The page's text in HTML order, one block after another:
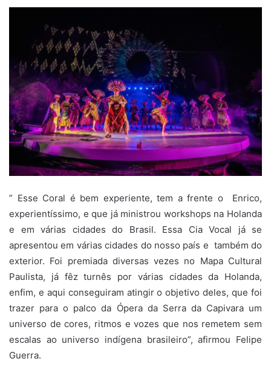
” Esse Coral é bem experiente, tem a frente o Enrico,
experientíssimo, e que já ministrou workshops na Holanda
e em várias cidades do Brasil. Essa Cia Vocal já se
apresentou em várias cidades do nosso país e também do
exterior. Foi premiada diversas vezes no Mapa Cultural
Paulista, já fêz turnês por várias cidades da Holanda,
enfim, e aqui conseguiram atingir o objetivo deles, que foi
trazer para o palco da Ópera da Serra da Capivara um
universo de cores, ritmos e vozes que nos remetem sem
escalas ao universo indígena brasileiro”, afirmou Felipe
Guerra.